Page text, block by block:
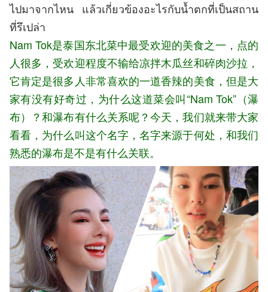
ไปมาจากไหน แล้วเกี่ยวข้องอะไรกับน้ำตกที่เป็นสถาน
ที่รึเปล่า
Nam Tok是泰国东北菜中最受欢迎的美食之一，点的
人很多，受欢迎程度不输给凉拌木瓜丝和碎肉沙拉，
它肯定是很多人非常喜欢的一道香辣的美食，但是大
家有没有好奇过，为什么这道菜会叫“Nam Tok”（瀑
布）？和瀑布有什么关系呢？今天，我们就来带大家
看看，为什么叫这个名字，名字来源于何处，和我们
熟悉的瀑布是不是有什么关联。